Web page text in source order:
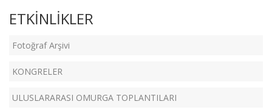
ETKİNLİKLER
Fotoğraf Arşivi
KONGRELER
ULUSLARARASI OMURGA TOPLANTILARI